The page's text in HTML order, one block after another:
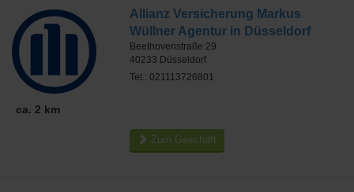
ca. 2 km
Allianz Versicherung Markus
Wüllner Agentur in Düsseldorf
Beethovenstraße 29
40233 Düsseldorf
Tel.: 021113726801
Zum Geschäft